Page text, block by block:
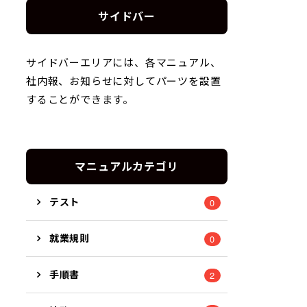
サイドバー
サイドバーエリアには、各マニュアル、
社内報、お知らせに対してパーツを設置
することができます。
マニュアルカテゴリ
テスト 0
就業規則 0
手順書 2